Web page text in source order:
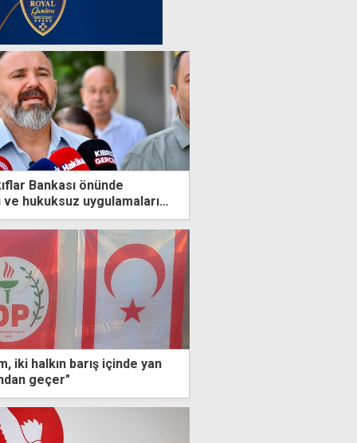
Bankası önünde
hukuksuz uygulamaları
iki halkın barış içinde yan
geçer"